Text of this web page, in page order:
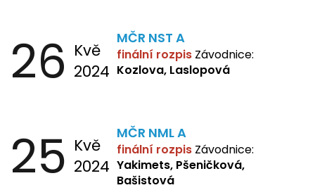
26 Kvě
2024
MČR NST A
finální rozpis Závodnice:
Kozlova, Laslopová
25 Kvě
2024
MČR NML A
finální rozpis Závodnice:
Yakimets, Pšeničková,
Bašistová